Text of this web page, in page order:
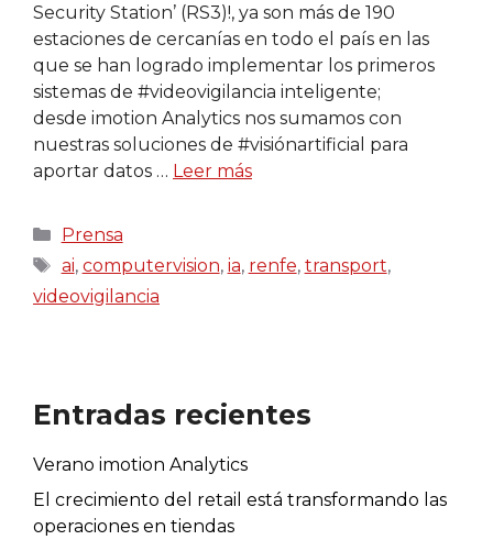
Security Station’ (RS3)!, ya son más de 190
estaciones de cercanías en todo el país en las
que se han logrado implementar los primeros
sistemas de #videovigilancia inteligente;
desde imotion Analytics nos sumamos con
nuestras soluciones de #visiónartificial para
aportar datos … Leer más
Categorías
Prensa
Etiquetas
ai, computervision, ia, renfe, transport,
videovigilancia
Entradas recientes
Verano imotion Analytics
El crecimiento del retail está transformando las
operaciones en tiendas